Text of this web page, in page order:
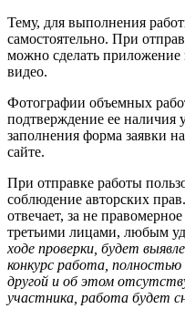
Тему, для выполнения
самостоятельно. При
можно сделать приложение
видео.
Фотографии объемных
подтверждение ее наличия
заполнения форма заявки
сайте.
При отправке работы
соблюдение авторских
отвечает, за не
третьими лицами, любым
ходе проверки, будет
конкурс работа,
другой и об этом
участника, работа будет